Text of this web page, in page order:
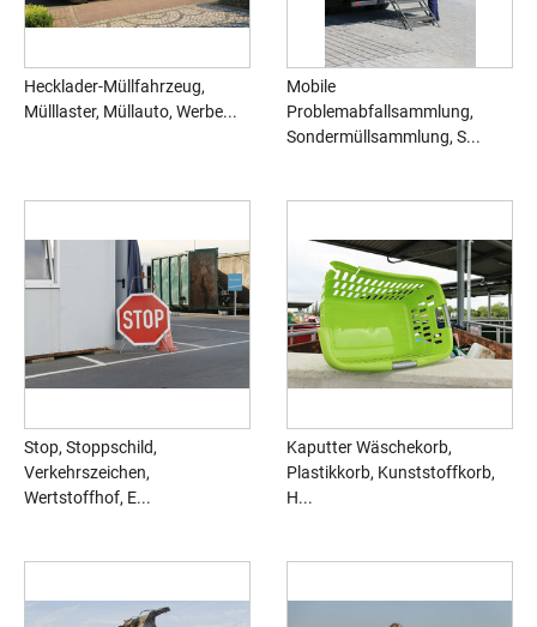
Hecklader-Müllfahrzeug,
Mülllaster, Müllauto, Werbe...
Mobile
Problemabfallsammlung,
Sondermüllsammlung, S...
Stop, Stoppschild,
Verkehrszeichen,
Wertstoffhof, E...
Kaputter Wäschekorb,
Plastikkorb, Kunststoffkorb,
H...